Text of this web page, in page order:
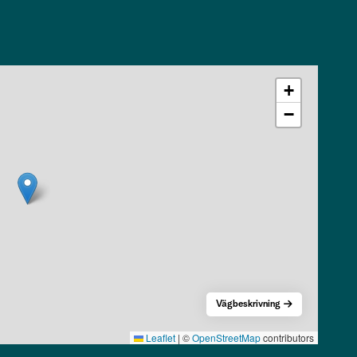
+
−
Leaflet | ©OpenStreetMapcontributors
Vägbeskrivning